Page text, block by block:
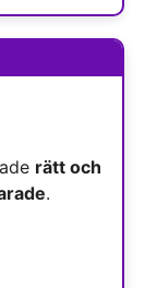
rätt och
.